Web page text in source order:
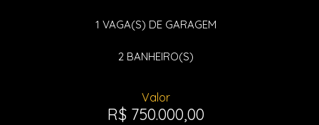
1 VAGA(S) DE GARAGEM
2 BANHEIRO(S)
Valor
R$ 750.000,00